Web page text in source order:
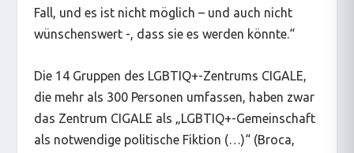
Fall, und es ist nicht möglich – und auch nicht
wünschenswert -, dass sie es werden könnte.“
Die 14 Gruppen des LGBTIQ+-Zentrums CIGALE,
die mehr als 300 Personen umfassen, haben zwar
das Zentrum CIGALE als „LGBTIQ+-Gemeinschaft
als notwendige politische Fiktion (…)“ (Broca,